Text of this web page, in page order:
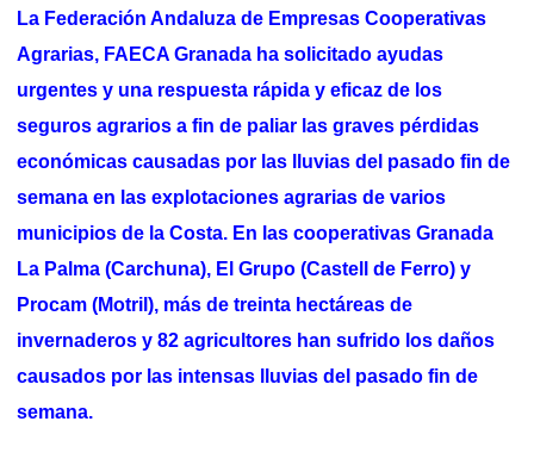
La Federación Andaluza de Empresas Cooperativas
Agrarias, FAECA Granada ha solicitado ayudas
urgentes y una respuesta rápida y eficaz de los
seguros agrarios a fin de paliar las graves pérdidas
económicas causadas por las lluvias del pasado fin de
semana en las explotaciones agrarias de varios
municipios de la Costa. En las cooperativas Granada
La Palma (Carchuna), El Grupo (Castell de Ferro) y
Procam (Motril), más de treinta hectáreas de
invernaderos y 82 agricultores han sufrido los daños
causados por las intensas lluvias del pasado fin de
semana.